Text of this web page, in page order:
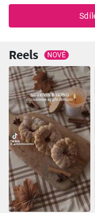
Reels NOVÉ